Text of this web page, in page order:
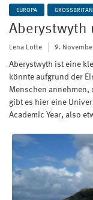
EUROPA
Aberystwyth
Lena Lotte 9.
Aberystwyth ist eine
könnte aufgrund der
Menschen
gibt es hier eine
Academic Year, also